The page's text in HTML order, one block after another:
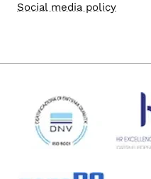
Social media policy